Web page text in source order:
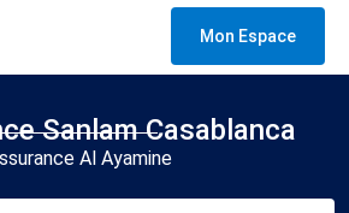
Mon Espace
Sanlam Casablanca
Al Ayamine